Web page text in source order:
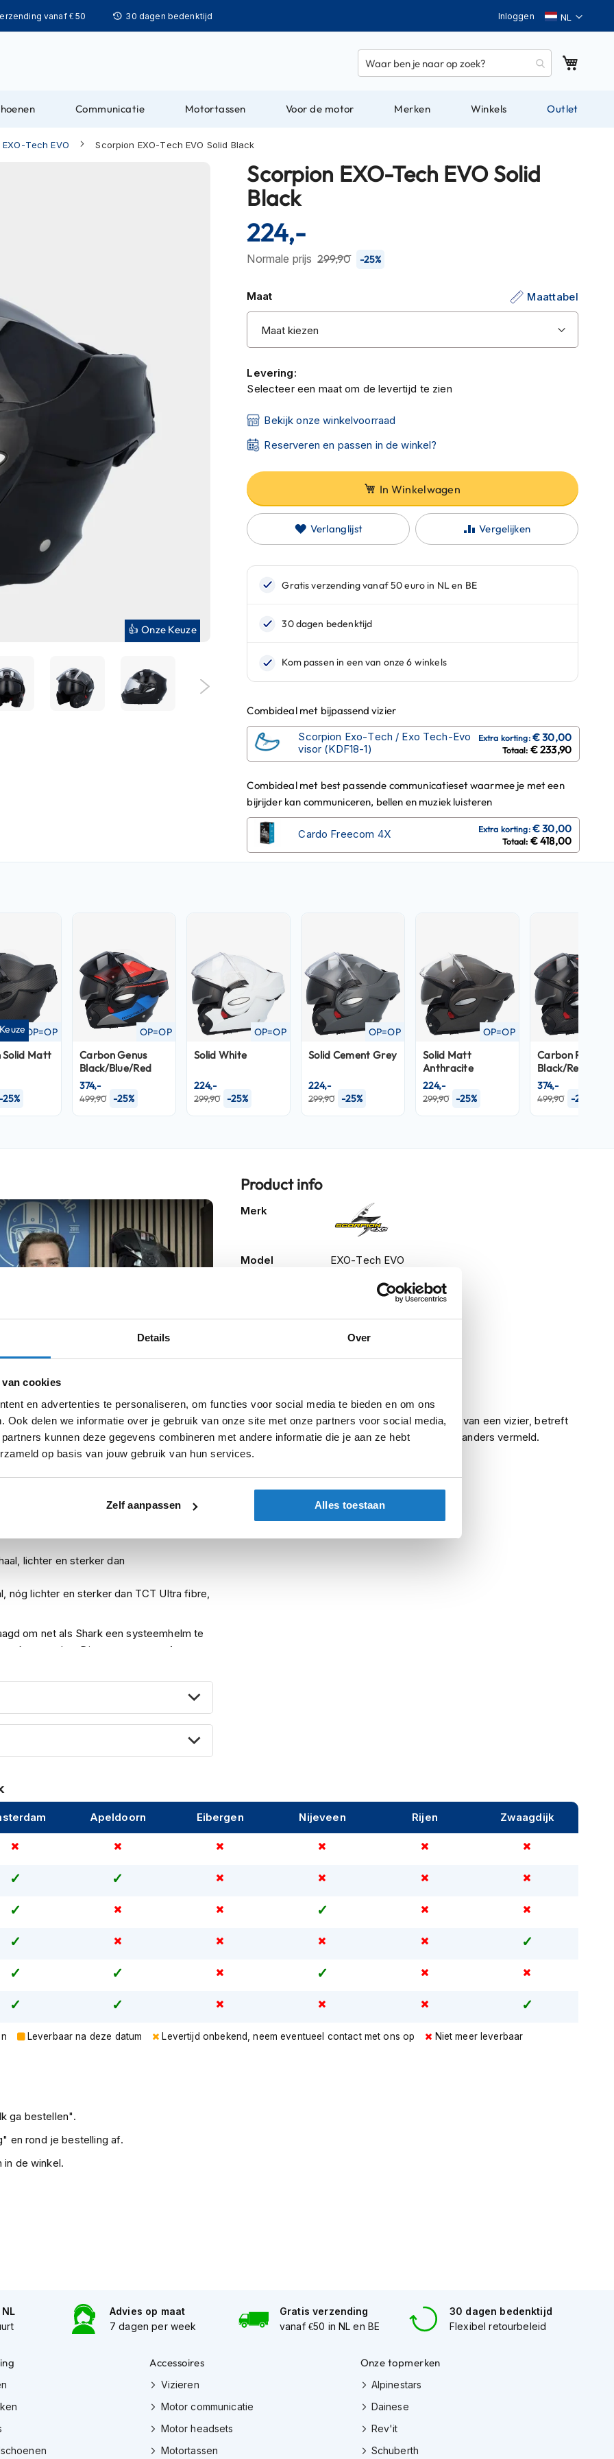
Details Over
cookies
en advertenties te personaliseren, om functies voor social media te bieden en om ons
Ook delen we informatie over je gebruik van onze site met onze partners voor social media,
kunnen deze gegevens combineren met andere informatie die je aan ze hebt
op basis van jouw gebruik van hun services.
Zelf aanpassen Alles toestaan
vanaf € 50 30 dagen bedenktijd Taal
Inloggen
Communicatie Motortassen Voor de motor Merken Winkels Outlet
Tech EVO Scorpion EXO-Tech EVO Solid Black
👍 Onze Keuze
Scorpion EXO-Tech EVO Solid
Black
Normale prijs 299,90 -25%
224,-
Maat Maattabel
Levering:
Selecteer een maat om de levertijd te zien
Bekijk onze winkelvoorraad
Reserveren en passen in de winkel?
In Winkelwagen
Verlanglijst Vergelijken
Combideal met bijpassend vizier
Scorpion Exo-Tech / Exo Tech-Evo
visor (KDF18-1)
€ 233,90
Combideal met best passende communicatieset waarmee je met een
bijrijder kan communiceren, bellen en muziek luisteren
Cardo Freecom 4X
€ 418,00
OP=OP
Solid Matt
-25%
OP=OP
Carbon Genus
Black/Blue/Red
499,90 -25%
374,-
OP=OP
Solid White
299,90 -25%
224,-
OP=OP
Solid Cement Grey
299,90 -25%
224,-
OP=OP
Solid Matt
Anthracite
299,90 -25%
224,-
Carbon Rover
Black/Red
499,90 -25%
374,-
daarvan de belangrijkste verschillen:
lichter en sterker dan
nóg lichter en sterker dan TCT Ultra fibre,
om net als Shark een systeemhelm te
kan worden. Dit zorgt voor een betere
de kinbak is weggeklapt. Ook is de
en komt intwee maten. Wat fijn is
is. Hierdoor is de EXO-Tech EVO zowel als
te minimaliseren.
Product info
Meer
Merk
Model EXO-Tech EVO
Solid Black
Systeemhelmen
Let op
Indien een helm is voorzien van een vizier, betreft
het een helder vizier, tenzij anders vermeld.
Apeldoorn Eibergen Nijeveen Rijen Zwaagdijk
Leverbaar na deze datum Levertijd onbekend, neem eventueel contact met ons op Niet meer leverbaar
ga bestellen".
en rond je bestelling af.
in de winkel.
Advies op maat
7 dagen per week
Gratis verzending
vanaf €50 in NL en BE
30 dagen bedenktijd
Flexibel retourbeleid
Accessoires
Vizieren
Motor communicatie
Motor headsets
Motortassen
Onze topmerken
Alpinestars
Dainese
Rev'it
Schuberth